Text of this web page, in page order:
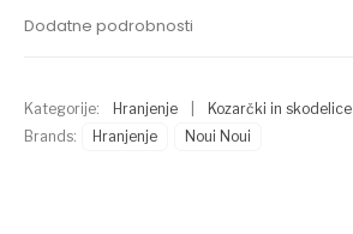
Kategorije: Hranjenje Kozarčki in skodelice
Brands:
Hranjenje Noui Noui
Dodatne podrobnosti